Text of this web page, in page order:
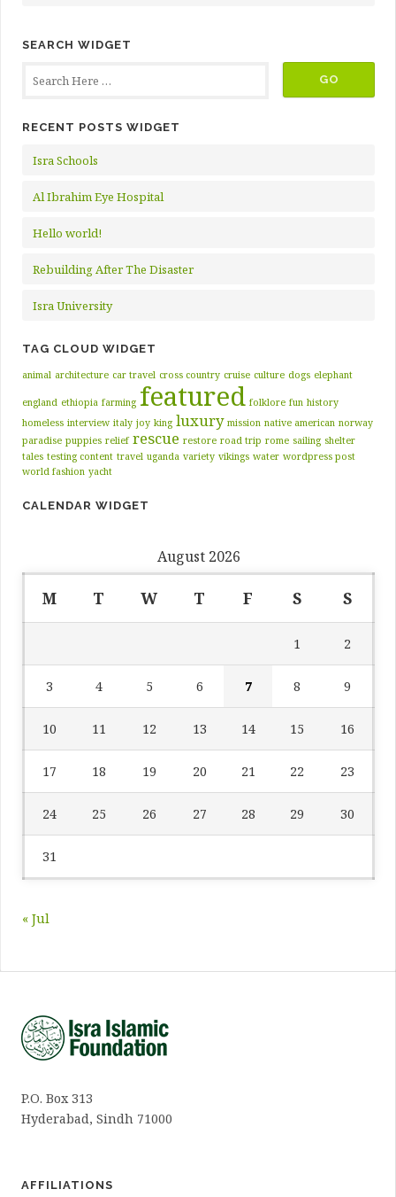
SEARCH WIDGET
RECENT POSTS WIDGET
Isra Schools
Al Ibrahim Eye Hospital
Hello world!
Rebuilding After The Disaster
Isra University
TAG CLOUD WIDGET
animal architecture car travel cross country cruise culture dogs elephant
england ethiopia farming featured folklore fun history
homeless interview italy joy king luxury mission native american norway
paradise puppies relief rescue restore road trip rome sailing shelter
tales testing content travel uganda variety vikings water wordpress post
world fashion yacht
CALENDAR WIDGET
August 2026
M T W T F S S
1 2
3 4 5 6 7 8 9
10 11 12 13 14 15 16
17 18 19 20 21 22 23
24 25 26 27 28 29 30
31
« Jul
P.O. Box 313
Hyderabad, Sindh 71000
AFFILIATIONS